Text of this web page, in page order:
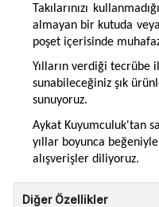
Takılarınızı
almayan bir kutuda
poşet içerisinde
Yılların verdiği tecrübe
sunabileceğiniz şık
sunuyoruz.
Aykat Kuyumculuk'tan
yıllar boyunca
alışverişler diliyoruz.
Diğer Özellikler